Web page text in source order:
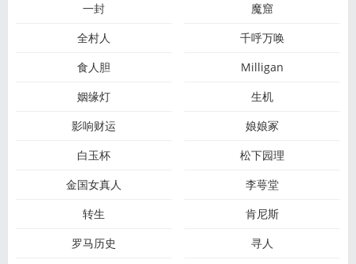
一封
魔窟
全村人
千呼万唤
食人胆
Milligan
姻缘灯
生机
影响财运
娘娘冢
白玉杯
松下园理
金国女真人
李萼堂
转生
肯尼斯
罗马历史
寻人